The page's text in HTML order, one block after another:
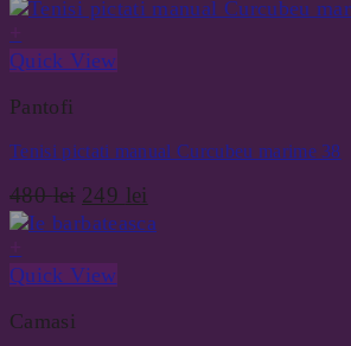
Quick View
Pantofi
Tenisi pictati manual Curcubeu marime 38
480lei Prețul
inițial
fost:
249 lei
curent
Quick View
Camasi